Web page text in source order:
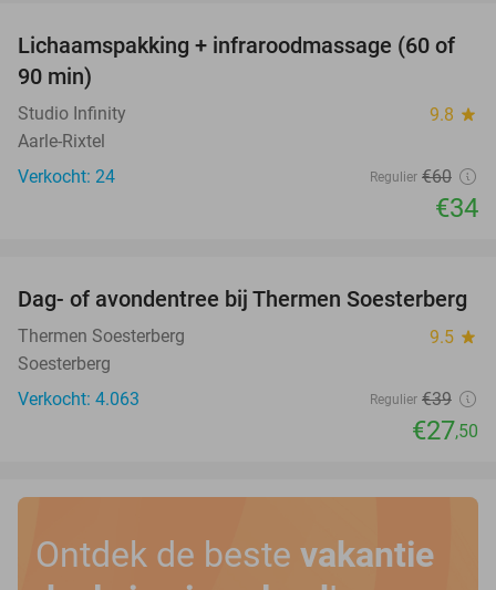
43%
Lichaamspakking + infraroodmassage (60 of
90 min)
Studio Infinity 9.8 star
Aarle-Rixtel
Verkocht: 24
Regulier €60
€34
29%
Dag- of avondentree bij Thermen Soesterberg
Thermen Soesterberg 9.5 star
Soesterberg
Verkocht: 4.063
Regulier €39
€27,50
Ontdek de beste vakantie